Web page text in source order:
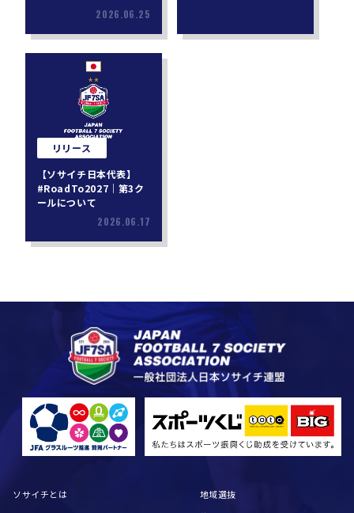
2026.06.25
リリース
【ソサイチ日本代表】
#RoadTo2027｜第3ク
ールについて
2026.06.17
ソサイチとは
地域選抜